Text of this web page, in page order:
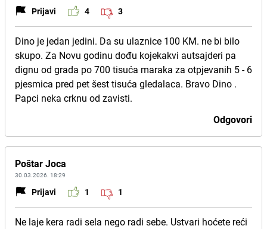
Prijavi 4 3
Dino je jedan jedini. Da su ulaznice 100 KM. ne bi bilo
skupo. Za Novu godinu dođu kojekakvi autsajderi pa
dignu od grada po 700 tisuća maraka za otpjevanih 5 - 6
pjesmica pred pet šest tisuća gledalaca. Bravo Dino .
Papci neka crknu od zavisti.
Odgovori
Poštar Joca
30.03.2026. 18:29
Prijavi 1 1
Ne laje kera radi sela nego radi sebe. Ustvari hoćete reći